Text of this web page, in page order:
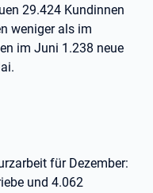
29.424 Kundinnen
weniger als im
im Juni 1.238 neue
für Dezember:
und 4.062